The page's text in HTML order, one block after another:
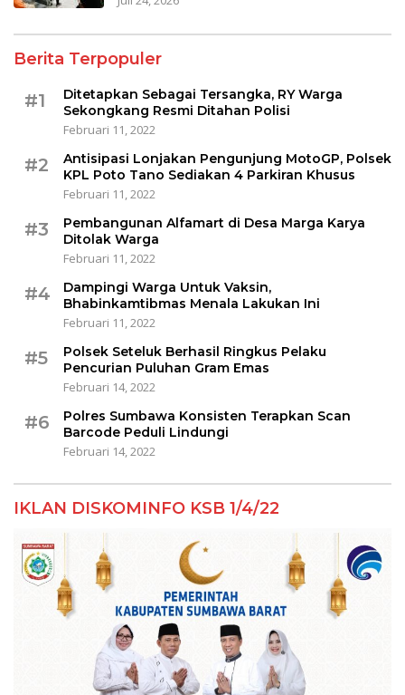
Berita Terpopuler
#1
Ditetapkan Sebagai Tersangka, RY Warga
Sekongkang Resmi Ditahan Polisi
Februari 11, 2022
#2
Antisipasi Lonjakan Pengunjung MotoGP, Polsek
KPL Poto Tano Sediakan 4 Parkiran Khusus
Februari 11, 2022
#3
Pembangunan Alfamart di Desa Marga Karya
Ditolak Warga
Februari 11, 2022
#4
Dampingi Warga Untuk Vaksin,
Bhabinkamtibmas Menala Lakukan Ini
Februari 11, 2022
#5
Polsek Seteluk Berhasil Ringkus Pelaku
Pencurian Puluhan Gram Emas
Februari 14, 2022
#6
Polres Sumbawa Konsisten Terapkan Scan
Barcode Peduli Lindungi
Februari 14, 2022
IKLAN DISKOMINFO KSB 1/4/22